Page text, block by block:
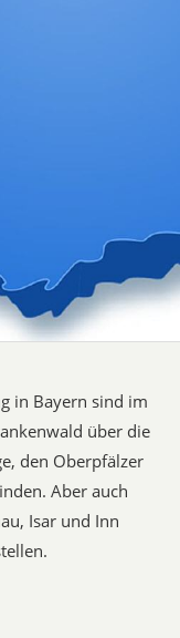
in Bayern sind im
über die
den Oberpfälzer
Aber auch
Isar und Inn